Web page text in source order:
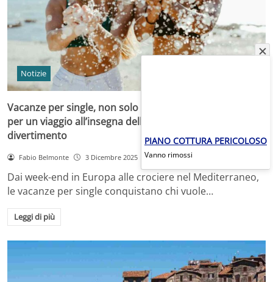
Notizie
Vacanze per single, non solo crociera: le migliori idee
per un viaggio all’insegna della sicurezza e del super
divertimento
Fabio Belmonte 3 Dicembre 2025
Dai week-end in Europa alle crociere nel Mediterraneo,
le vacanze per single conquistano chi vuole…
Leggi di più
PIANO COTTURA PERICOLOSO
Vanno rimossi